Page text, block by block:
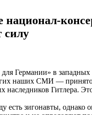
национал-
силу
для Германии» в
наших СМИ — принято
наследников Гитлера.
есть зигонавты, однако